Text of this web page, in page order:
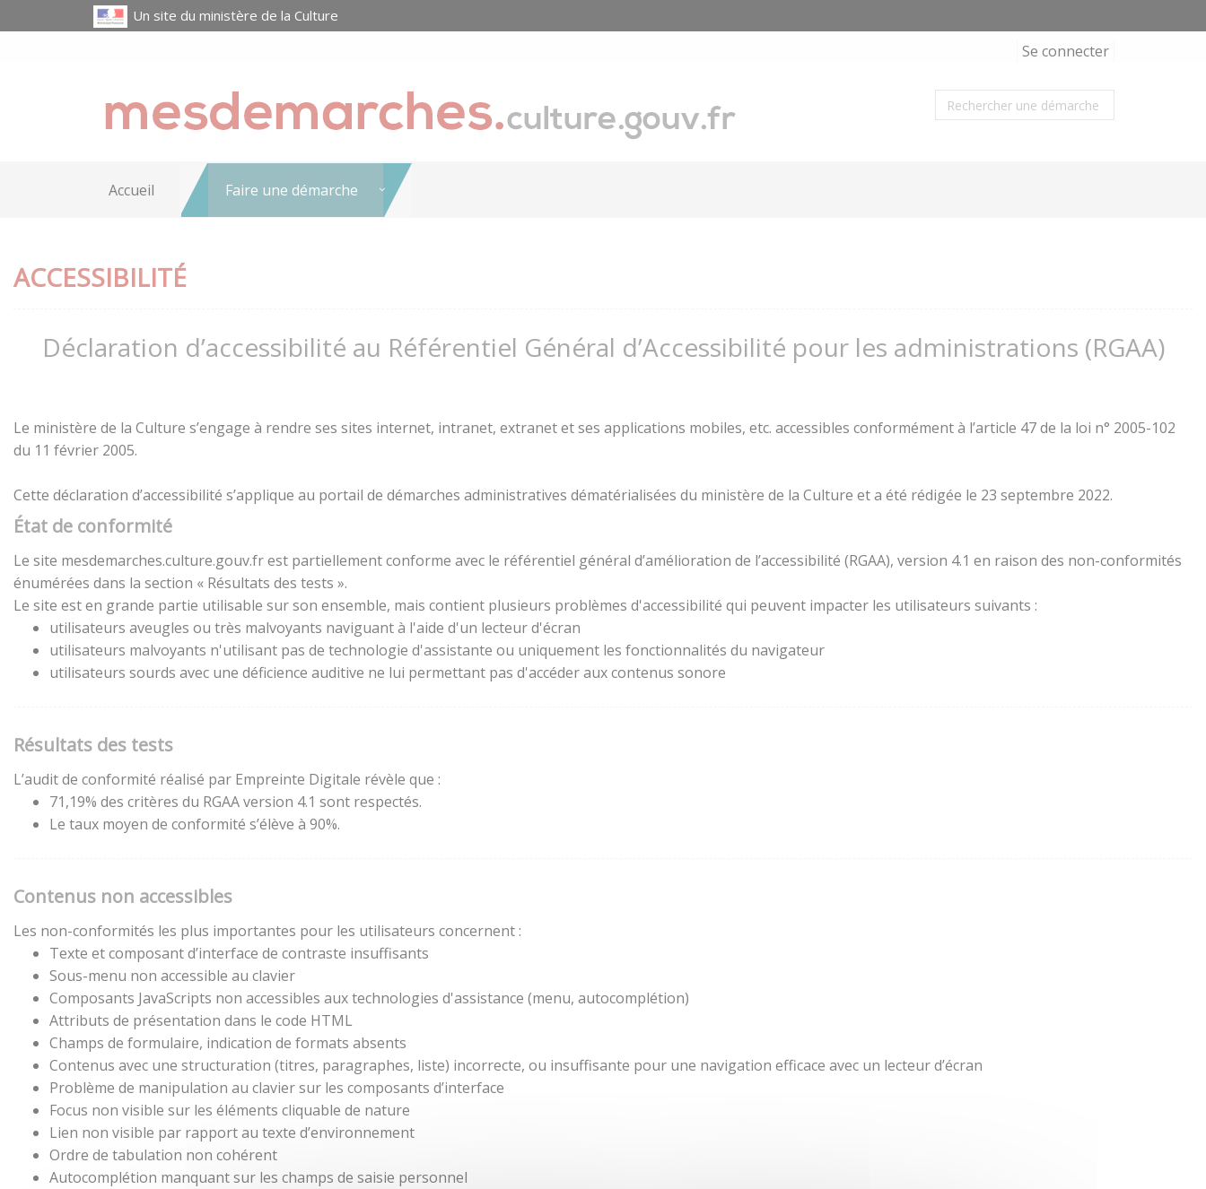
Un site du ministère de la Culture
Se connecter
Accueil Faire une démarche
ACCESSIBILITÉ
Déclaration d’accessibilité au Référentiel Général d’Accessibilité pour les administrations (RGAA)
Le ministère de la Culture s’engage à rendre ses sites internet, intranet, extranet et ses applications mobiles, etc. accessibles conformément à l’article 47 de la loi n° 2005-102
du 11 février 2005.
Cette déclaration d’accessibilité s’applique au portail de démarches administratives dématérialisées du ministère de la Culture et a été rédigée le 23 septembre 2022.
État de conformité
Le site mesdemarches.culture.gouv.fr est partiellement conforme avec le référentiel général d’amélioration de l’accessibilité (RGAA), version 4.1 en raison des non-conformités
énumérées dans la section « Résultats des tests ».
Le site est en grande partie utilisable sur son ensemble, mais contient plusieurs problèmes d'accessibilité qui peuvent impacter les utilisateurs suivants :
utilisateurs aveugles ou très malvoyants naviguant à l'aide d'un lecteur d'écran
utilisateurs malvoyants n'utilisant pas de technologie d'assistante ou uniquement les fonctionnalités du navigateur
utilisateurs sourds avec une déficience auditive ne lui permettant pas d'accéder aux contenus sonore
Résultats des tests
L’audit de conformité réalisé par Empreinte Digitale révèle que :
71,19% des critères du RGAA version 4.1 sont respectés.
Le taux moyen de conformité s’élève à 90%.
Contenus non accessibles
Les non-conformités les plus importantes pour les utilisateurs concernent :
Texte et composant d’interface de contraste insuffisants
Sous-menu non accessible au clavier
Composants JavaScripts non accessibles aux technologies d'assistance (menu, autocomplétion)
Attributs de présentation dans le code HTML
Champs de formulaire, indication de formats absents
Contenus avec une structuration (titres, paragraphes, liste) incorrecte, ou insuffisante pour une navigation efficace avec un lecteur d’écran
Problème de manipulation au clavier sur les composants d’interface
Focus non visible sur les éléments cliquable de nature
Lien non visible par rapport au texte d’environnement
Ordre de tabulation non cohérent
Autocomplétion manquant sur les champs de saisie personnel